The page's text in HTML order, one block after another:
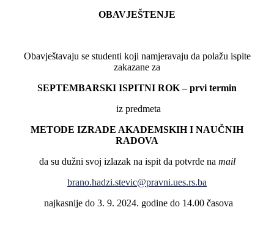
OBAVJEŠTENJE
Obavještavaju se studenti koji namjeravaju da polažu ispite
zakazane za
SEPTEMBARSKI ISPITNI ROK – prvi termin
iz predmeta
METODE IZRADE AKADEMSKIH I NAUČNIH
RADOVA
da su dužni svoj izlazak na ispit da potvrde na mail
brano.hadzi.stevic@pravni.ues.rs.ba
najkasnije do 3. 9. 2024. godine do 14.00 časova